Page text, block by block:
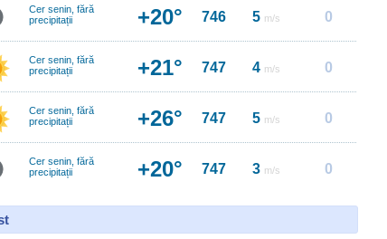
Cer senin, fără
precipitații
+20° 746 5 m/s 0
Cer senin, fără
precipitații
+21° 747 4 m/s 0
Cer senin, fără
precipitații
+26° 747 5 m/s 0
Cer senin, fără
precipitații
+20° 747 3 m/s 0